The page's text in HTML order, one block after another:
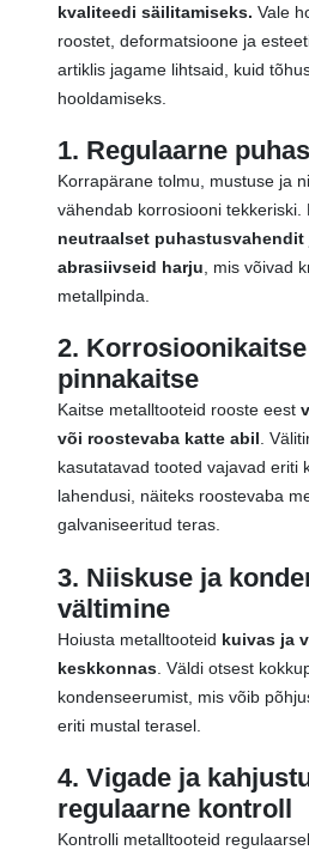
kvaliteedi säilitamiseks. Vale
roostet, deformatsioone ja
artiklis jagame lihtsaid, kuid
hooldamiseks.
1. Regulaarne
Korrapärane tolmu, mustuse ja
vähendab korrosiooni tekkeriski.
neutraalset puhastusvahendit
abrasiivseid harju , mis võivad
metallpinda.
2.
pinnakaitse
Kaitse metalltooteid rooste eest
või roostevaba katte abil.
kasutatavad tooted vajavad eriti
lahendusi, näiteks roostevaba
galvaniseeritud teras.
3. Niiskuse ja
vältimine
Hoiusta metalltooteid kuivas ja
keskkonnas . Väldi otsest
kondenseerumist, mis võib
eriti mustal terasel.
4. Vigade ja
regulaarne kontroll
Kontrolli metalltooteid